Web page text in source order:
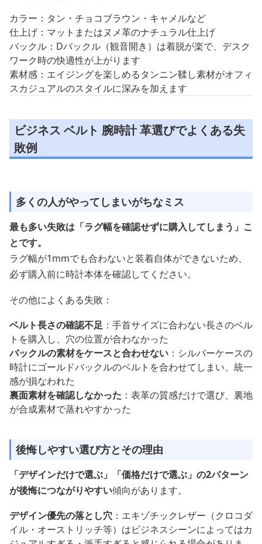
カラー：タン・チョコブラウン・キャメルなど
仕上げ：マットまたはヌメ革のナチュラル仕上げ
バックル：Dバックル（観音開き）は着脱が楽で、デスク
ワーク時の快適性が上がります
素材感：エイジングを楽しめるタンニン鞣し素材がオフィ
スカジュアルのスタイルに深みを加えます
ビジネス ベルト 腕時計 革選びでよくある失
敗例
多くの人がやってしまいがちなミス
最も多い失敗は「ラグ幅を確認せずに購入してしまう」こ
とです。
ラグ幅が1mmでも合わないと装着自体ができないため、
必ず購入前に時計本体を確認してください。
その他によくある失敗：
ベルト長さの確認不足 ：手首サイズに合わない長さのベル
トを購入し、穴の位置が合わなかった
バックルの素材をケースと合わせない ：シルバーケースの
時計にゴールドバックルのベルトを合わせてしまい、統一
感が損なわれた
裏面素材を確認しなかった ：表革の質感だけで選び、裏地
が合成素材で蒸れやすかった
後悔しやすい選び方とその理由
「デザインだけで選ぶ」「価格だけで選ぶ」の2パターン
が後悔につながりやすい傾向があります。
デザイン優先の落とし穴 ：エキゾチックレザー（クロコダ
イル・オーストリッチ等）はビジネスシーンによってはカ